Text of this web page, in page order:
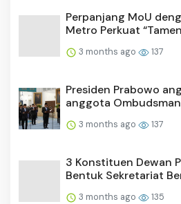
Perpanjang MoU
Metro Perkuat
3 months ago 137
Presiden Prabowo
anggota Ombudsman
3 months ago 137
3 Konstituen Dewan
Bentuk Sekretariat
3 months ago 135